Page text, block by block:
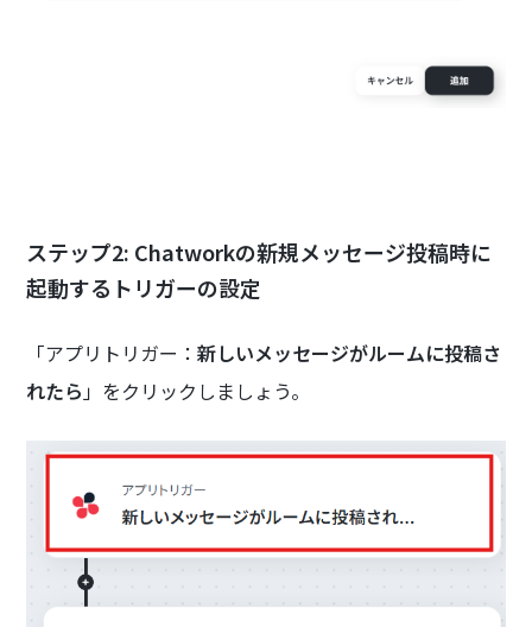
ステップ2: Chatworkの新規メッセージ投稿時に
起動するトリガーの設定
「アプリトリガー：新しいメッセージがルームに投稿さ
れたら」をクリックしましょう。